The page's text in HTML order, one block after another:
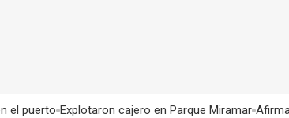
el puerto Explotaron cajero en Parque Miramar